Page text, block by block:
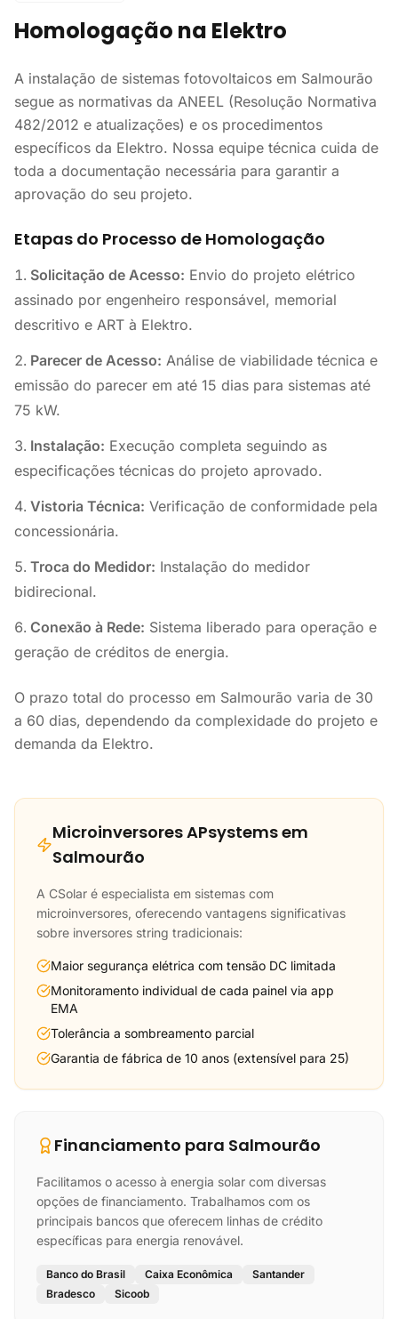
Homologação na Elektro
A instalação de sistemas fotovoltaicos em Salmourão
segue as normativas da ANEEL (Resolução Normativa
482/2012 e atualizações) e os procedimentos
específicos da Elektro. Nossa equipe técnica cuida de
toda a documentação necessária para garantir a
aprovação do seu projeto.
Etapas do Processo de Homologação
Solicitação de Acesso: Envio do projeto elétrico
assinado por engenheiro responsável, memorial
descritivo e ART à Elektro.
Parecer de Acesso: Análise de viabilidade técnica e
emissão do parecer em até 15 dias para sistemas até
75 kW.
Instalação: Execução completa seguindo as
especificações técnicas do projeto aprovado.
Vistoria Técnica: Verificação de conformidade pela
concessionária.
Troca do Medidor: Instalação do medidor
bidirecional.
Conexão à Rede: Sistema liberado para operação e
geração de créditos de energia.
O prazo total do processo em Salmourão varia de 30
a 60 dias, dependendo da complexidade do projeto e
demanda da Elektro.
Microinversores APsystems em
Salmourão
A CSolar é especialista em sistemas com
microinversores, oferecendo vantagens significativas
sobre inversores string tradicionais:
Maior segurança elétrica com tensão DC limitada
Monitoramento individual de cada painel via app
EMA
Tolerância a sombreamento parcial
Garantia de fábrica de 10 anos (extensível para 25)
Financiamento para Salmourão
Facilitamos o acesso à energia solar com diversas
opções de financiamento. Trabalhamos com os
principais bancos que oferecem linhas de crédito
específicas para energia renovável.
Banco do Brasil Caixa Econômica
Santander
Bradesco
Sicoob